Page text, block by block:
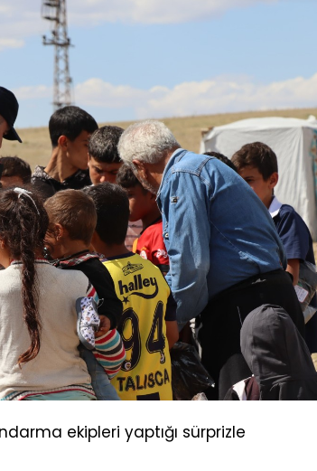
ekipleri yaptığı sürprizle